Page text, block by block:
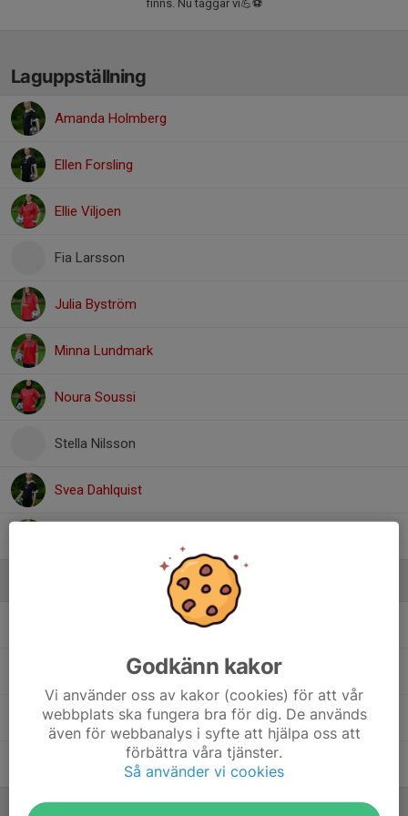
finns. Nu taggar vi💪⚽️
Laguppställning
Amanda Holmberg
Ellen Forsling
Ellie Viljoen
Fia Larsson
Julia Byström
Minna Lundmark
Noura Soussi
Stella Nilsson
Svea Dahlquist
Tränare
Linda ByströmLagledare
Mikael Lindahl Tränare
Pär DahlquistTränare
Godkänn kakor
Vi använder oss av kakor (cookies) för att vår
webbplats ska fungera bra för dig. De används
även för webbanalys i syfte att hjälpa oss att
förbättra våra tjänster.
Så använder vi cookies